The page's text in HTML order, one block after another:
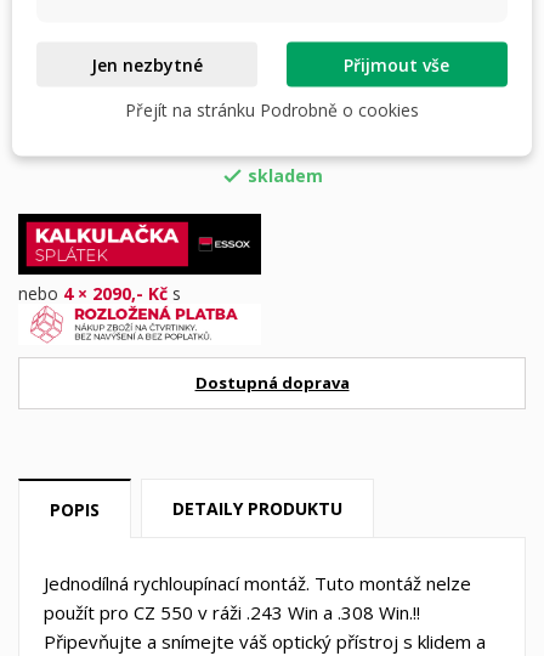
PŘIDAT DO KOŠÍKU
 skladem
nebo 4 × 2090,- Kč s
Dostupná doprava
POPIS DETAILY PRODUKTU
Jednodílná rychloupínací montáž. Tuto montáž nelze
použít pro CZ 550 v ráži .243 Win a .308 Win.!!
Připevňujte a snímejte váš optický přístroj s klidem a
Jen nezbytné
Přijmout vše
Přejít na stránku Podrobně o cookies